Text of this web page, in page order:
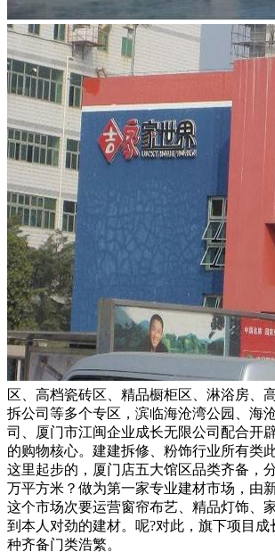
区、高档瓷砖区、精品橱柜区、淋浴房、
拆公司等多个专区，滨临海沧湾公园、海
司、厦门市江闽企业成长无限公司配合开
的购物核心。建建拆修、粉饰行业所有类
这里起步的，厦门店五大馆区品类齐备，
万平方米？做为第一家专业建材市场，由
这个市场次要运营窗帘布艺、精品灯饰、
到本人对劲的建材。呢?对此，旗下项目
种齐备门类浩繁。